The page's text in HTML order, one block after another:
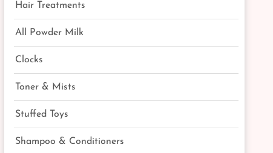
Hair Treatments
All Powder Milk
Clocks
Toner & Mists
Stuffed Toys
Shampoo & Conditioners